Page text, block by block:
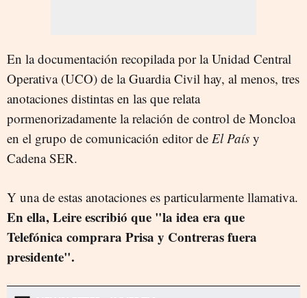
En la documentación recopilada por la Unidad Central
Operativa (UCO) de la Guardia Civil hay, al menos, tres
anotaciones distintas en las que relata
pormenorizadamente la relación de control de Moncloa
en el grupo de comunicación editor de El País y
Cadena SER.
Y una de estas anotaciones es particularmente llamativa.
En ella, Leire escribió que "la idea era que
Telefónica comprara Prisa y Contreras fuera
presidente".